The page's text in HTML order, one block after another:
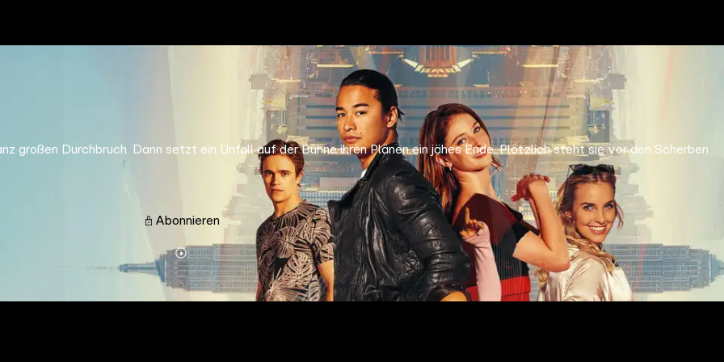
Durchbruch. Dann setzt ein Unfall auf der Bühne ihren Plänen ein jähes Ende. Plötzlich steht sie vor den Scherben
Abonnieren
Mehr
Details